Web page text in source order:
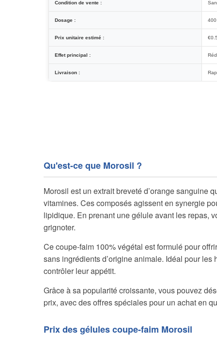
Condition de vente :
Dosage :
Prix unitaire estimé :
Effet principal :
Livraison :
Qu'est-ce que Morosil ?
Morosil est un extrait breveté d’orange sanguine
vitamines. Ces composés agissent en synergie
lipidique. En prenant une gélule avant les repas,
grignoter.
Ce coupe-faim 100% végétal est formulé pour
sans ingrédients d’origine animale. Idéal pour
contrôler leur appétit.
Grâce à sa popularité croissante, vous pouvez
prix, avec des offres spéciales pour un achat en
Prix des gélules coupe-faim Morosil